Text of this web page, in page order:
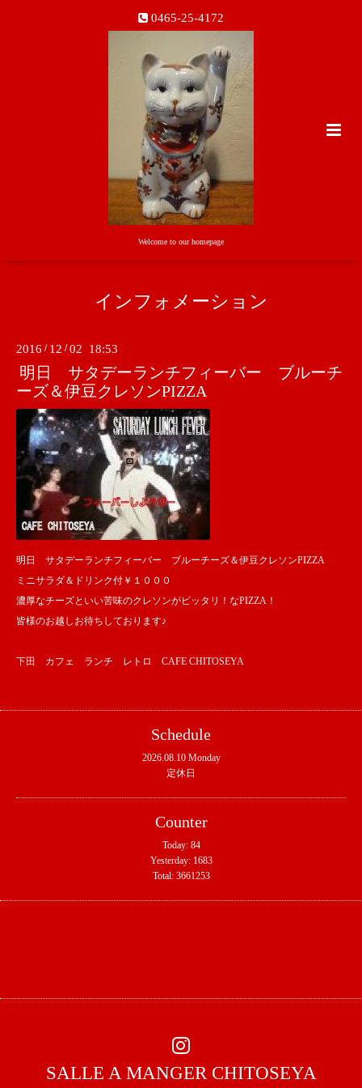
0465-25-4172
Welcome to our homepage
インフォメーション
2016 / 12 /02 18:53
明日 サタデーランチフィーバー ブルーチ
ーズ＆伊豆クレソンPIZZA
明日 サタデーランチフィーバー ブルーチーズ＆伊豆クレソンPIZZA
ミニサラダ＆ドリンク付￥１０００
濃厚なチーズといい苦味のクレソンがピッタリ！なPIZZA！
皆様のお越しお待ちしております♪
下田 カフェ ランチ レトロ CAFE CHITOSEYA
Schedule
2026.08.10 Monday
定休日
Counter
Today: 84
Yesterday: 1683
Total: 3661253
SALLE A MANGER CHITOSEYA